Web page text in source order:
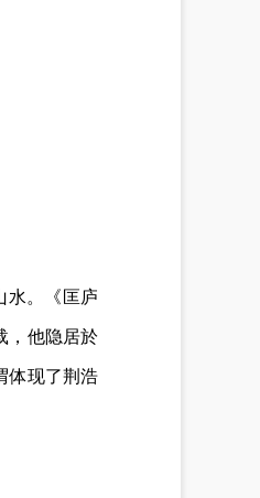
水。《匡庐
，他隐居於
体现了荆浩